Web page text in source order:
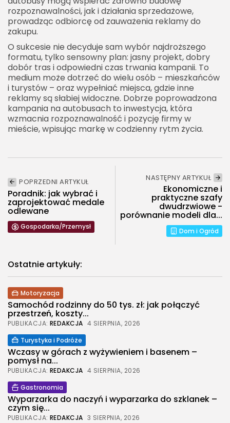
2026 Legolas Wszelkie prawa zastrzeżone.
Treści umieszczone na stronie chronione są
prawem autorskim.
rozpoznawalności, jak i działania sprzedażowe,
prowadząc odbiorcę od zauważenia reklamy do
zakupu.
O sukcesie nie decyduje sam wybór najdroższego
formatu, tylko sensowny plan: jasny projekt, dobry
dobór tras i odpowiedni czas trwania kampanii. To
medium może dotrzeć do wielu osób – mieszkańców
i turystów – oraz wypełniać miejsca, gdzie inne
reklamy są słabiej widoczne. Dobrze poprowadzona
kampania na autobusach to inwestycja, która
wzmacnia rozpoznawalność i pozycję firmy w
mieście, wpisując markę w codzienny rytm życia.
POPRZEDNI ARTYKUŁ
Poradnik: jak wybrać i
zaprojektować medale
odlewane
Gospodarka/Przemysł
NASTĘPNY ARTYKUŁ
Ekonomiczne i
praktyczne szafy
dwudrzwiowe -
porównanie modeli dla...
Dom i Ogród
Ostatnie artykuły:
Motoryzacja
Samochód rodzinny do 50 tys. zł: jak połączyć
przestrzeń, koszty...
PUBLIKACJA: REDAKCJA 4 SIERPNIA, 2026
Turystyka i Podróże
Wczasy w górach z wyżywieniem i basenem –
pomysł na...
PUBLIKACJA: REDAKCJA 4 SIERPNIA, 2026
Gastronomia
Wyparzarka do naczyń i wyparzarka do szklanek –
czym się...
PUBLIKACJA: REDAKCJA 3 SIERPNIA, 2026